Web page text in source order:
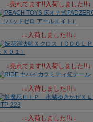
↓売れてます!!入荷しました!!↓
↓↓入荷しました!!↓↓
↓売れてます!!入荷しました!!↓
↓↓入荷しました!!↓↓
↓↓入荷しました!!↓↓